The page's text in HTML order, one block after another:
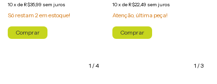
10x de R$35,99 sem juros
Só restam 2 em estoque!
Comprar
10x de R$22,49 sem juros
Atenção, última peça!
Comprar
1 /4 1 /3